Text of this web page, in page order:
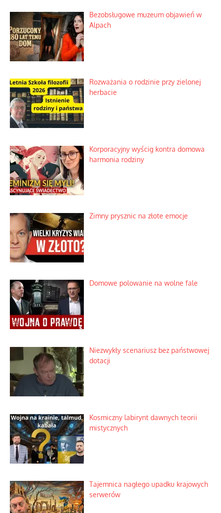
Bezobsługowe muzeum objawień w
Alpach
Rozważania o rodzinie przy zielonej
herbacie
Korporacyjny wyścig kontra domowa
harmonia rodziny
Zimny prysznic na złote emocje
Domowe polowanie na wolne fale
Niezwykły scenariusz bez państwowej
dotacji
Kosmiczny labirynt dawnych teorii
mistycznych
Tajemnica nagłego upadku krajowych
serwerów